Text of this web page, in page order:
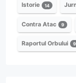
Istorie 14
Contra Atac 9
Raportul Orbului 9